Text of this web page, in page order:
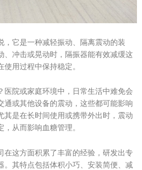
，它是一种减轻振动、隔离震动的装
、冲击或晃动时，隔振器能有效减缓这
用过程中保持稳定。
医院或家庭环境中，日常生活中难免会
通或其他设备的震动，这些都可能影响
其是在长时间使用或携带外出时，震动
从而影响血糖管理。
在这方面积累了丰富的经验，研发出专
。其特点包括体积小巧、安装简便、减